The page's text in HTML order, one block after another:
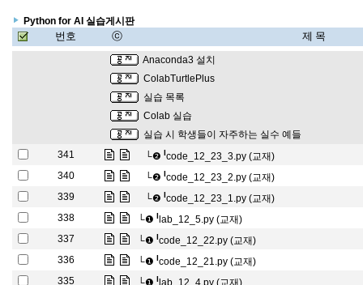
Python for AI 실습게시판
번호 ⓒ 제 목
Anaconda3 설치
ColabTurtlePlus
실습 목록
Colab 실습
실습 시 학생들이 자주하는 실수 예들
341
└❷ lcode_12_23_3.py (교재)
340
└❷ lcode_12_23_2.py (교재)
339
└❷ lcode_12_23_1.py (교재)
338
└❶ l lab_12_5.py (교재)
337
└❶ lcode_12_22.py (교재)
336
└❶ lcode_12_21.py (교재)
335
└❶ l lab_12_4.py (교재)